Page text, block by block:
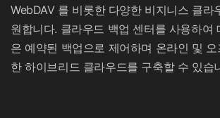
WebDAV 를 비롯한 다양한 비지니스 클라
원합니다. 클라우드 백업 센터를 사용하여
은 예약된 백업으로 제어하며 온라인 및
한 하이브리드 클라우드를 구축할 수 있습